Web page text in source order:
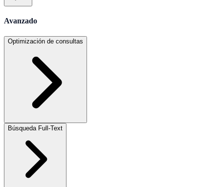
Avanzado
Optimización de consultas
Búsqueda Full-Text